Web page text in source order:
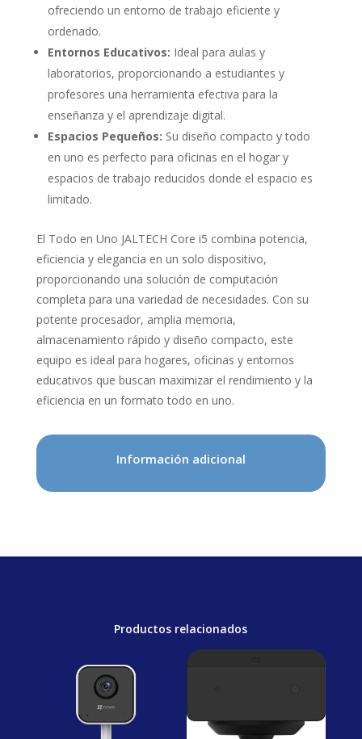
ofreciendo un entorno de trabajo eficiente y
ordenado.
Entornos Educativos: Ideal para aulas y
laboratorios, proporcionando a estudiantes y
profesores una herramienta efectiva para la
enseñanza y el aprendizaje digital.
Espacios Pequeños: Su diseño compacto y todo
en uno es perfecto para oficinas en el hogar y
espacios de trabajo reducidos donde el espacio es
limitado.
El Todo en Uno JALTECH Core i5 combina potencia,
eficiencia y elegancia en un solo dispositivo,
proporcionando una solución de computación
completa para una variedad de necesidades. Con su
potente procesador, amplia memoria,
almacenamiento rápido y diseño compacto, este
equipo es ideal para hogares, oficinas y entornos
educativos que buscan maximizar el rendimiento y la
eficiencia en un formato todo en uno.
Información adicional
Productos relacionados